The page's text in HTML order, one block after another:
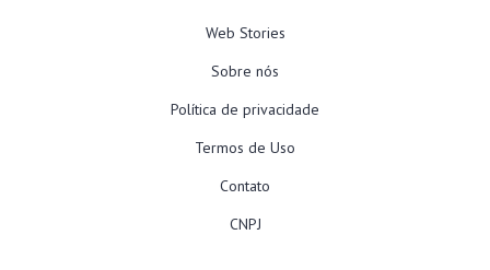
Web Stories
Sobre nós
Política de privacidade
Termos de Uso
Contato
CNPJ